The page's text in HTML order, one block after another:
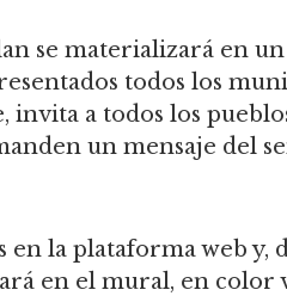
se materializará en
todos los
invita a todos los
un mensaje del
en la plataforma web y,
en el mural, en color